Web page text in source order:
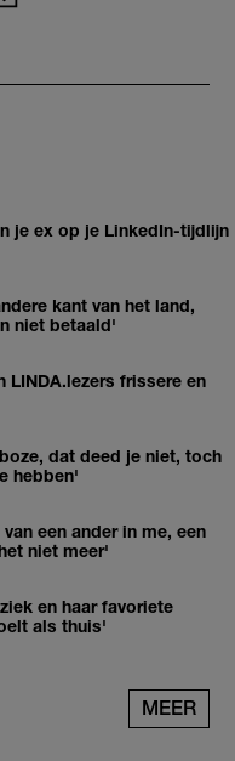
je ex op je LinkedIn-tijdlijn
kant van het land,
niet betaald'
LINDA.lezers frissere en
dat deed je niet, toch
hebben'
een ander in me, een
niet meer'
en haar favoriete
als thuis'
MEER